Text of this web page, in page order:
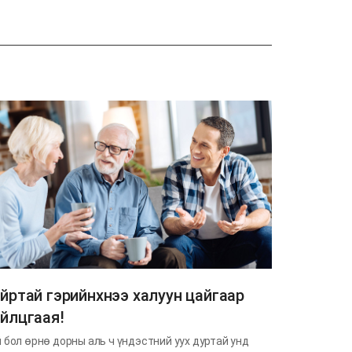
гэрийнхнээ халуун цайгаар
бол өрнө дорны аль ч үндэстний уух дуртай унд